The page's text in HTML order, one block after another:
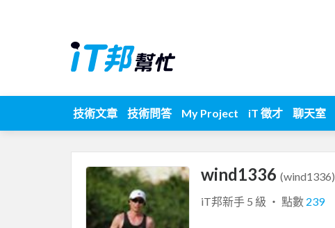
技術文章 技術問答 My Project iT 徵才 聊天室
wind1336 (wind1336)
iT邦新手 5 級 ‧ 點數 239